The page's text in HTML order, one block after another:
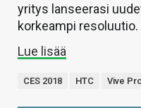
yritys lanseerasi
korkeampi resoluutio.
Lue lisää
CES 2018 HTC Vive